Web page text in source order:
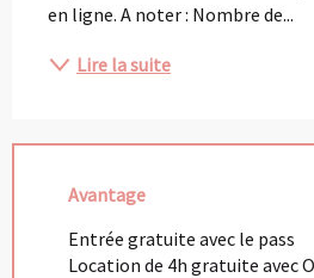
en ligne. A noter : Nombre de...
Lire la suite
Avantage
Entrée gratuite avec le pass
Location de 4h gratuite avec